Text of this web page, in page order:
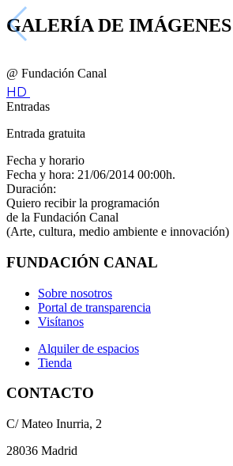
GALERÍA DE IMÁGENES
@ Fundación Canal
HD
Entradas
Entrada gratuita
Fecha y horario
Fecha y hora: 21/06/2014 00:00h.
Duración:
Quiero recibir la programación
de la Fundación Canal
(Arte, cultura, medio ambiente e innovación)
FUNDACIÓN CANAL
Sobre nosotros
Portal de transparencia
Visítanos
Alquiler de espacios
Tienda
CONTACTO
C/ Mateo Inurria, 2
28036 Madrid